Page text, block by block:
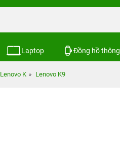
Laptop Đồng hồ
Lenovo K Lenovo K9